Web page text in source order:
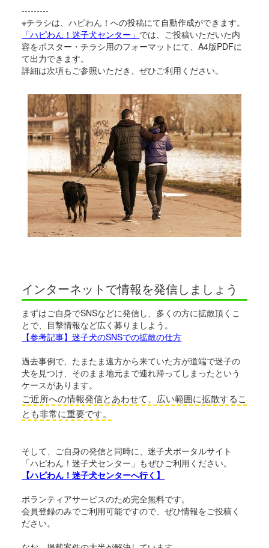
---------
※チラシは、ハピわん！への投稿にて自動作成ができます。
「ハピわん！迷子犬センター」 では、ご投稿いただいた内
容をポスター・チラシ用のフォーマットにて、A4版PDFに
て出力できます。
詳細は次項もご参照いただき、ぜひご利用ください。
インターネットで情報を発信しましょう
まずはご自身でSNSなどに発信し、多くの方に拡散頂くこ
とで、目撃情報など広く募りましよう。
【参考記事】迷子犬のSNSでの拡散の仕方
過去事例で、たまたま遠方から来ていた方が道端で迷子の
犬を見つけ、そのまま地元まで連れ帰ってしまったという
ケースがあります。
ご近所への情報発信とあわせて、広い範囲に拡散するこ
とも非常に重要です。
そして、ご自身の発信と同時に、迷子犬ポータルサイト
「ハピわん！迷子犬センター」もぜひご利用ください。
【ハピわん！迷子犬センターへ行く】
ボランティアサービスのため完全無料です。
会員登録のみでご利用可能ですので、ぜひ情報をご投稿く
ださい。